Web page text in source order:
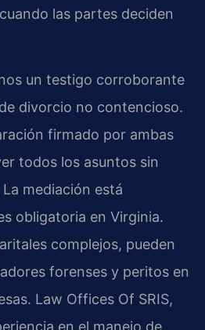
las partes deciden
un testigo corroborante
divorcio no contencioso.
firmado por ambas
todos los asuntos sin
mediación está
obligatoria en Virginia.
complejos, pueden
forenses y peritos en
Law Offices Of SRIS,
en el manejo de